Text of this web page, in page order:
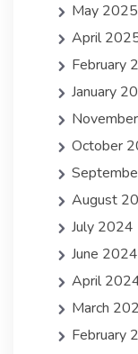
May 2025
April
February
January
October
August
July 2024
June 2024
April
March
February